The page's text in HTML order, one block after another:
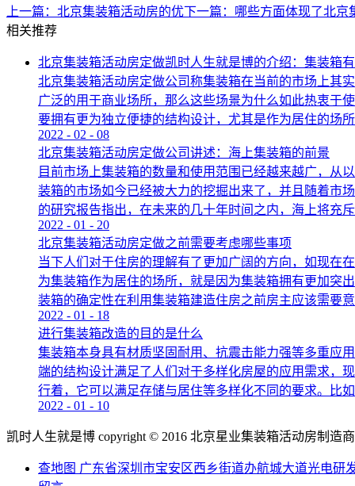
上一篇： 北京集装箱活动房的优下一篇： 哪些方面体现了北京
相关推荐
北京集装箱活动房定做凯时人生就是博的介绍：集装箱
北京集装箱活动房定做公司称集装箱在当前的市场上其
广泛的用于商业场所，那么这些场景为什么如此热衷于
要拥有更为独立便捷的结构设计，尤其是作为居住的场
2022 - 02 - 08
北京集装箱活动房定做公司讲述：海上集装箱的前景
目前市场上集装箱的数量和使用范围已经越来越广，从
装箱的市场如今已经被大力的挖掘出来了，并且随着市
的研究报告指出，在未来的几十年时间之内，海上将充
2022 - 01 - 20
北京集装箱活动房定做之前需要考虑哪些事项
当下人们对于住房的理解有了更加广阔的方向，如现在
为集装箱作为居住的场所，就是因为集装箱拥有更加突
装箱的确定性在利用集装箱建造住房之前房主应该需要
2022 - 01 - 18
进行集装箱改造的目的是什么
集装箱本身具有材质坚固耐用、抗震击能力强等多重应
端的结构设计满足了人们对于多样化房屋的应用需求，
行着，它可以满足存储与居住等多样化不同的要求。比
2022 - 01 - 10
凯时人生就是博 copyright © 2016 北京星业集装箱活动房制造商
查地图 广东省深圳市宝安区西乡街道办航城大道光电研